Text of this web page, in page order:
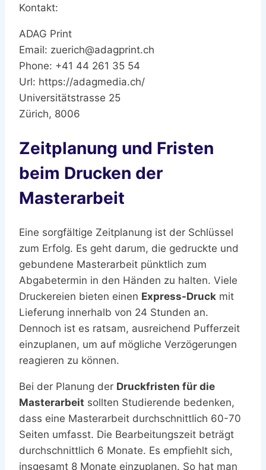
Kontakt:
ADAG Print
Email: zuerich@adagprint.ch
Phone: +41 44 261 35 54
Url: https://adagmedia.ch/
Universitätstrasse 25
Zürich, 8006
Zeitplanung und Fristen
beim Drucken der
Masterarbeit
Eine sorgfältige Zeitplanung ist der Schlüssel
zum Erfolg. Es geht darum, die gedruckte und
gebundene Masterarbeit pünktlich zum
Abgabetermin in den Händen zu halten. Viele
Druckereien bieten einen Express-Druck mit
Lieferung innerhalb von 24 Stunden an.
Dennoch ist es ratsam, ausreichend Pufferzeit
einzuplanen, um auf mögliche Verzögerungen
reagieren zu können.
Bei der Planung der Druckfristen für die
Masterarbeit sollten Studierende bedenken,
dass eine Masterarbeit durchschnittlich 60-70
Seiten umfasst. Die Bearbeitungszeit beträgt
durchschnittlich 6 Monate. Es empfiehlt sich,
insgesamt 8 Monate einzuplanen. So hat man